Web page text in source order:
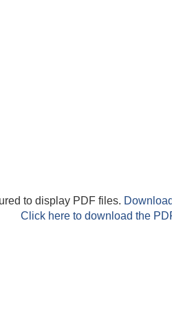
to display PDF files.
Click here to download the